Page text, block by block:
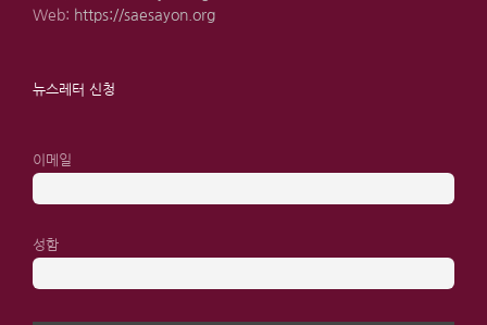
Web: https://saesayon.org
뉴스레터 신청
이메일
성함